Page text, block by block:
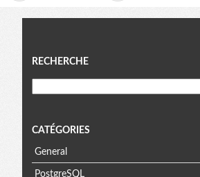
Menu
RECHERCHE
CATÉGORIES
General
PostgreSQL